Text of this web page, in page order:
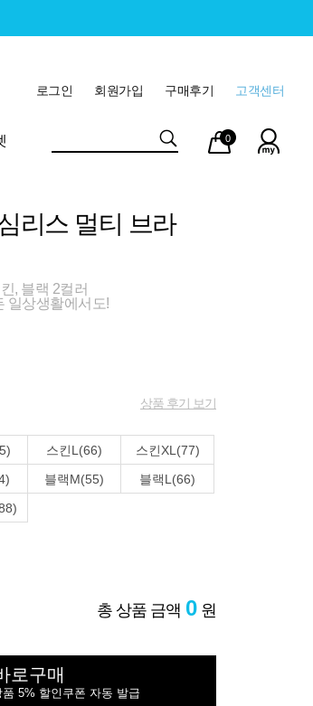
고객센터
구매후기
회원가입
로그인
마이
페이
장바
구니
0
리스 멀티 브라
, 블랙 2컬러
일상생활에서도!
상품 후기 보기
스킨L(66)
스킨XL(77)
블랙M(55)
블랙L(66)
총 상품 금액 0 원
로구매
5% 할인쿠폰 자동 발급